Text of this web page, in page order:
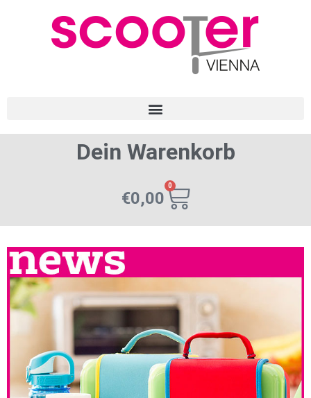
Dein Warenkorb
€0,00
0